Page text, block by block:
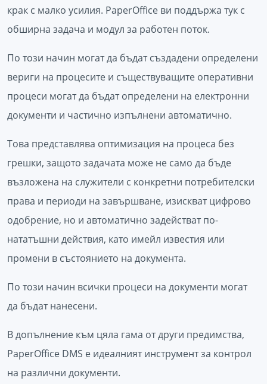
крак с малко усилия. PaperOffice ви поддържа тук с
обширна задача и модул за работен поток.
По този начин могат да бъдат създадени определени
вериги на процесите и съществуващите оперативни
процеси могат да бъдат определени на електронни
документи и частично изпълнени автоматично.
Това представлява оптимизация на процеса без
грешки, защото задачата може не само да бъде
възложена на служители с конкретни потребителски
права и периоди на завършване, изискват цифрово
одобрение, но и автоматично задействат по-
нататъшни действия, като имейл известия или
промени в състоянието на документа.
По този начин всички процеси на документи могат
да бъдат нанесени.
В допълнение към цяла гама от други предимства,
PaperOffice DMS е идеалният инструмент за контрол
на различни документи.